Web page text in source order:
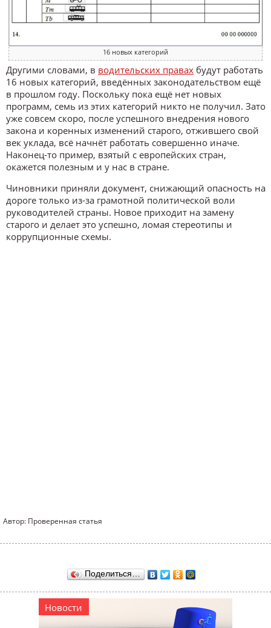
16 новых категорий
Другими словами, в водительских правах будут работать
16 новых категорий, введённых законодательством ещё
в прошлом году. Поскольку пока ещё нет новых
программ, семь из этих категорий никто не получил. Зато
уже совсем скоро, после успешного внедрения нового
закона и коренных изменений старого, отжившего свой
век уклада, всё начнёт работать совершенно иначе.
Наконец-то пример, взятый с европейских стран,
окажется полезным и у нас в стране.
Чиновники приняли документ, снижающий опасность на
дороге только из-за грамотной политической воли
руководителей страны. Новое приходит на замену
старого и делает это успешно, ломая стереотипы и
коррупционные схемы.
Автор: Проверенная статья
Поделиться…
Новости